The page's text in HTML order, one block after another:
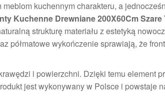
kuchennym charakteru, a
Kuchenne Drewniane 200X60Cm Szare
strukturę materiału z estetyką
półmatowe wykończenie sprawiają, że
i powierzchni. Dzięki temu element
jest wykonywany w Polsce i powstaje